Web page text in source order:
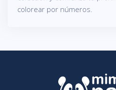
colorear por números.